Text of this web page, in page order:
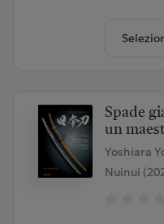
Spade
un
Yoshiara
Nuinui